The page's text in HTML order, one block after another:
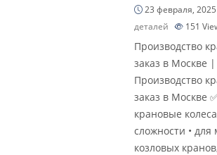
23 февраля, 2025
деталей
151
Производство
заказ в Москве
Производство
заказ в Москве
крановые
сложности • для
козловых